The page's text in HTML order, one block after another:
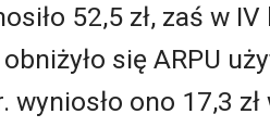
52,5 zł, zaś w
się ARPU
ono 17,3 zł